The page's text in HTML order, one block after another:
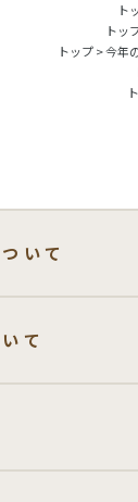
ト
トッ
トップ>今年
いて
て